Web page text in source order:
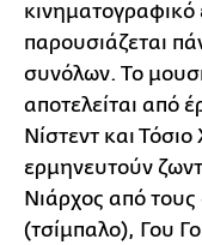
κινηματογραφικό
παρουσιάζεται
συνόλων. Το
αποτελείται από
Νίστεντ και
ερμηνευτούν
Νιάρχος από τους
(τσίμπαλο), Γου